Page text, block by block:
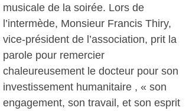
musicale de la soirée. Lors de
l’intermède, Monsieur Francis Thiry,
vice-président de l’association, prit la
parole pour remercier
chaleureusement le docteur pour son
investissement humanitaire , « son
engagement, son travail, et son esprit